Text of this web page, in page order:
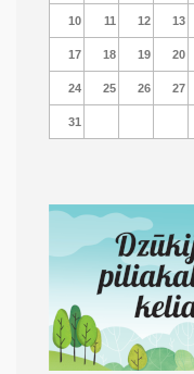
10 11 12 13
17 18 19 20
24 25 26 27
31